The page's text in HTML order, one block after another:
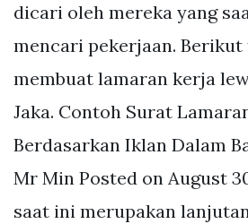
dicari oleh mereka yang
mencari pekerjaan.
membuat lamaran kerja
Jaka. Contoh Surat
Berdasarkan Iklan Dalam
Mr Min Posted on August
saat ini merupakan